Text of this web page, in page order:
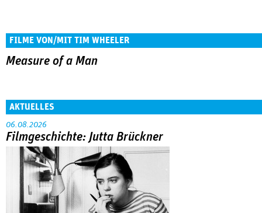
FILME VON/MIT TIM WHEELER
Measure of a Man
AKTUELLES
06.08.2026
Filmgeschichte: Jutta Brückner